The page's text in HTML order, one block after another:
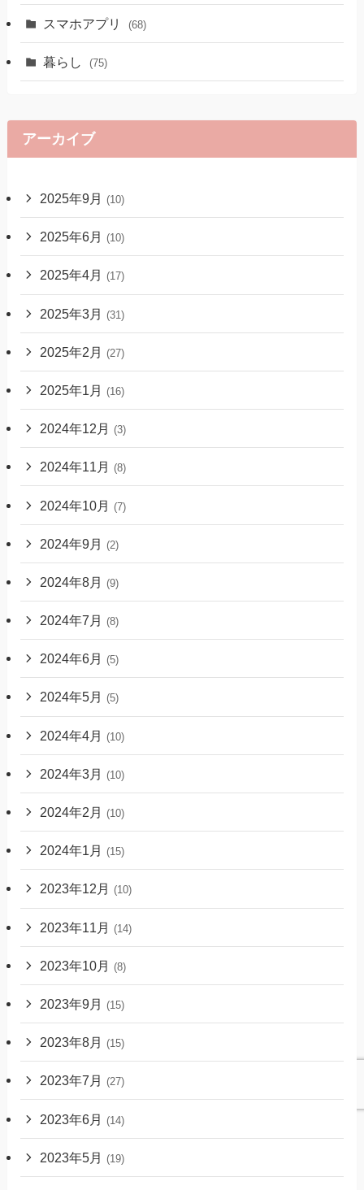
スマホアプリ (68)
暮らし (75)
アーカイブ
2025年9月 (10)
2025年6月 (10)
2025年4月 (17)
2025年3月 (31)
2025年2月 (27)
2025年1月 (16)
2024年12月 (3)
2024年11月 (8)
2024年10月 (7)
2024年9月 (2)
2024年8月 (9)
2024年7月 (8)
2024年6月 (5)
2024年5月 (5)
2024年4月 (10)
2024年3月 (10)
2024年2月 (10)
2024年1月 (15)
2023年12月 (10)
2023年11月 (14)
2023年10月 (8)
2023年9月 (15)
2023年8月 (15)
2023年7月 (27)
2023年6月 (14)
2023年5月 (19)